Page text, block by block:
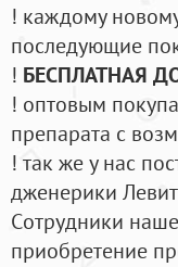
! каждому
последующие
! БЕСПЛАТНАЯ
! оптовым
препарата с
! так же у нас
дженерики
Cотрудники
приобретение